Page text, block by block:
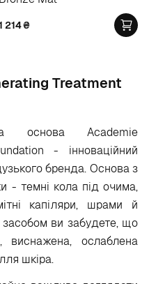
214₴
Treatment
основа Academie
- інноваційний
бренда. Основа з
- темні кола під очима,
капіляри, шрами й
засобом ви забудете, що
виснажена, ослаблена
шкіра.